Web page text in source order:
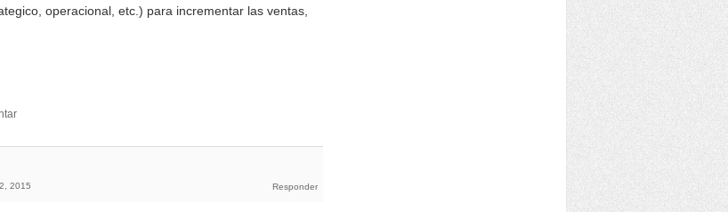
operacional, etc.) para incrementar las ventas,
2015